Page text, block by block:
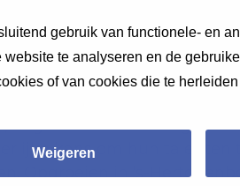
gebruik van functionele- en
website te analyseren en de
of van cookies die te
Weigeren
Waarom
Kansen
van een rechtvaardige
ongeacht hun achtergrond
kans om hun talenten
Opgroeien in ‘s-